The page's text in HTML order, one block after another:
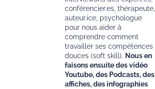
conférencier.es, thérapeute,
auteur.ice, psychologue
pour nous aider à
comprendre comment
travailler ses compétences
douces (soft skill). Nous en
faisons ensuite des vidéo
Youtube, des Podcasts, des
affiches, des infographies